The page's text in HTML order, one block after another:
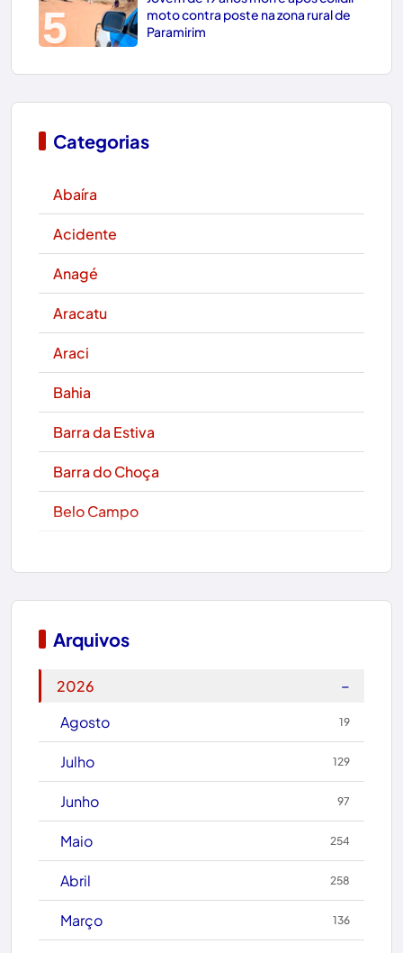
5
moto contra poste na zona rural de
Paramirim
Categorias
Abaíra
Acidente
Anagé
Aracatu
Araci
Bahia
Barra da Estiva
Barra do Choça
Belo Campo
Boquira
Brumado
Caculé
Caetanos
Caetité
Candiba
Cândido Sales
Arquivos
2026
−
Agosto
19
Julho 129
Junho 97
Maio 254
Abril 258
Março 136